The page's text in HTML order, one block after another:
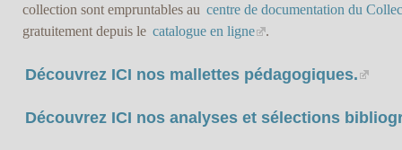
collection sont empruntables au centre de documentation du
gratuitement depuis le catalogue en ligne .
Découvrez ICI nos mallettes pédagogiques.
Découvrez ICI nos analyses et sélections